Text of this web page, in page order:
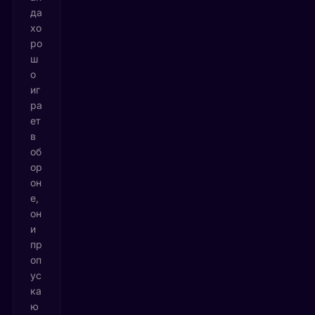
да
хо
ро
ш
о
иг
ра
ет
в
об
ор
он
е,
он
и
пр
оп
ус
ка
ю